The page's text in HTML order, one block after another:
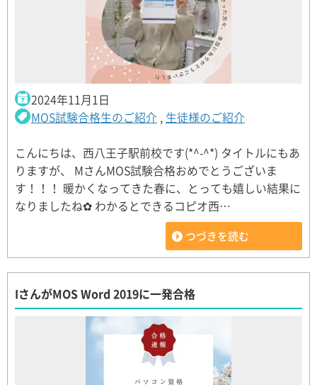
2024年11月1日
MOS試験合格生のご紹介 , 生徒様のご紹介
こんにちは、西八王子駅前校です(*^-^*) タイトルにもあ
りますが、 MさんMOS試験合格おめでとうございま
す！！！ 暖かくなってきた春に、とっても嬉しい結果に
なりましたね✿ わかるとできるコピオ西…
つづきを読む
IさんがMOS Word 2019に一発合格